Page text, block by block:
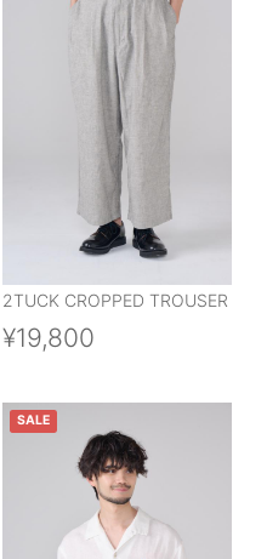
2TUCK CROPPED TROUSER
¥19,800
SALE